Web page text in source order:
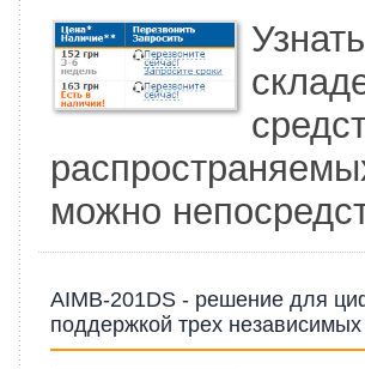
можно
AIMB-201DS - решение для
поддержкой трех